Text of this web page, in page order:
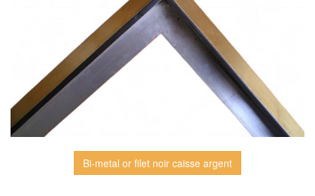
Bi-metal or filet noir caisse argent